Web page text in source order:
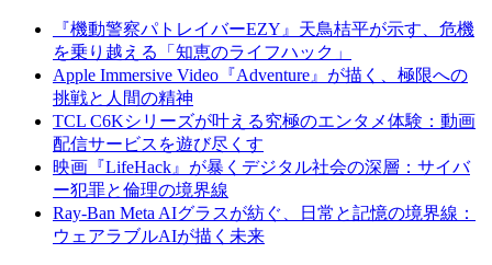
『機動警察パトレイバーEZY』天鳥桔平が示す、危機
を乗り越える「知恵のライフハック」
Apple Immersive Video『Adventure』が描く、極限への
挑戦と人間の精神
TCL C6Kシリーズが叶える究極のエンタメ体験：動画
配信サービスを遊び尽くす
映画『LifeHack』が暴くデジタル社会の深層：サイバ
ー犯罪と倫理の境界線
Ray-Ban Meta AIグラスが紡ぐ、日常と記憶の境界線：
ウェアラブルAIが描く未来